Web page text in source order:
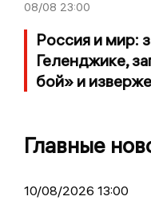
08/08 23:00
Россия и мир:
Геленджике,
бой» и
Главные
10/08/2026 13:00